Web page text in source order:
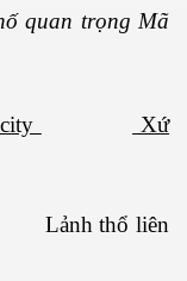
quan trọng Mã
Xứ
thổ liên